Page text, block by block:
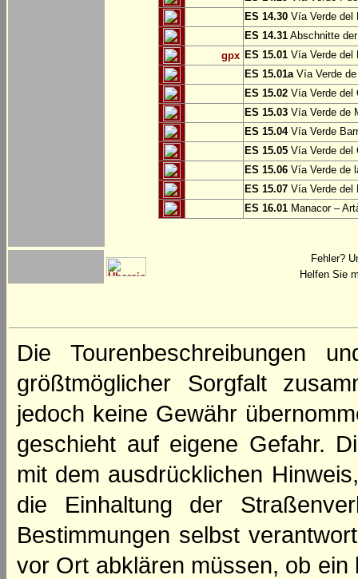
ES 14.30 Vía Verde del
ES 14.31 Abschnitte
gpx ES 15.01 Vía Verde del
ES 15.01aVía Verde de
ES 15.02 Vía Verde del
ES 15.03 Vía Verde de
ES 15.04Vía Verde
ES 15.05 Vía Verde del
ES 15.06 Vía Verde de
ES 15.07 Vía Verde del
ES 16.01 Manacor –
Fehler?
Helfen Sie
Die Tourenbeschreibungen
größtmöglicher Sorgfalt
jedoch keine Gewähr
geschieht auf eigene Gefahr.
mit dem ausdrücklichen
die Einhaltung der
Bestimmungen selbst
vor Ort abklären müssen, ob